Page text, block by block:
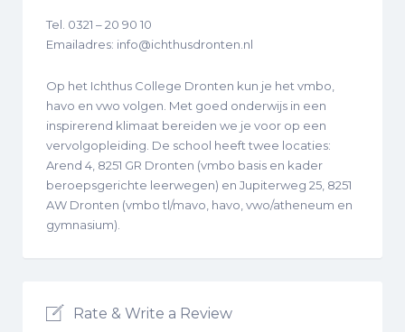
Tel. 0321 – 20 90 10
Emailadres: info@ichthusdronten.nl
Op het Ichthus College Dronten kun je het vmbo,
havo en vwo volgen. Met goed onderwijs in een
inspirerend klimaat bereiden we je voor op een
vervolgopleiding. De school heeft twee locaties:
Arend 4, 8251 GR Dronten (vmbo basis en kader
beroepsgerichte leerwegen) en Jupiterweg 25, 8251
AW Dronten (vmbo tl/mavo, havo, vwo/atheneum en
gymnasium).
Rate & Write a Review